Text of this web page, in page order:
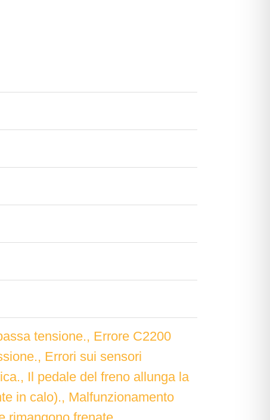
tensione., Errore C2200
Errori sui sensori
Il pedale del freno allunga la
in calo)., Malfunzionamento